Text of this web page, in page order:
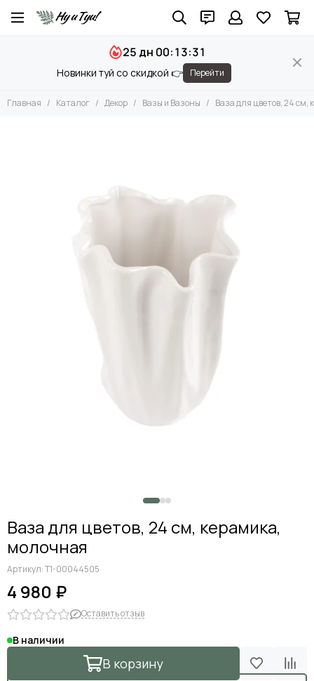
Декор
Вазы и Вазоны
Подсвечники
Новинки туй со скидкой 👉
25 дн 00:13:30
Перейти
Главная Каталог Декор Вазы и Вазоны Ваза для цветов, 24 см,
Ваза для цветов, 24 см, керамика,
молочная
Артикул:Т1-00044505
4 980 ₽
Оставить отзыв
В наличии
В корзину